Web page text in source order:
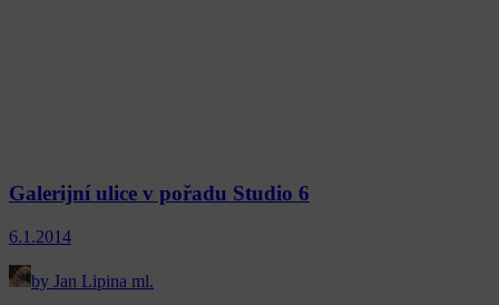
Galerijní ulice v pořadu Studio 6
6.1.2014
by Jan Lipina ml.